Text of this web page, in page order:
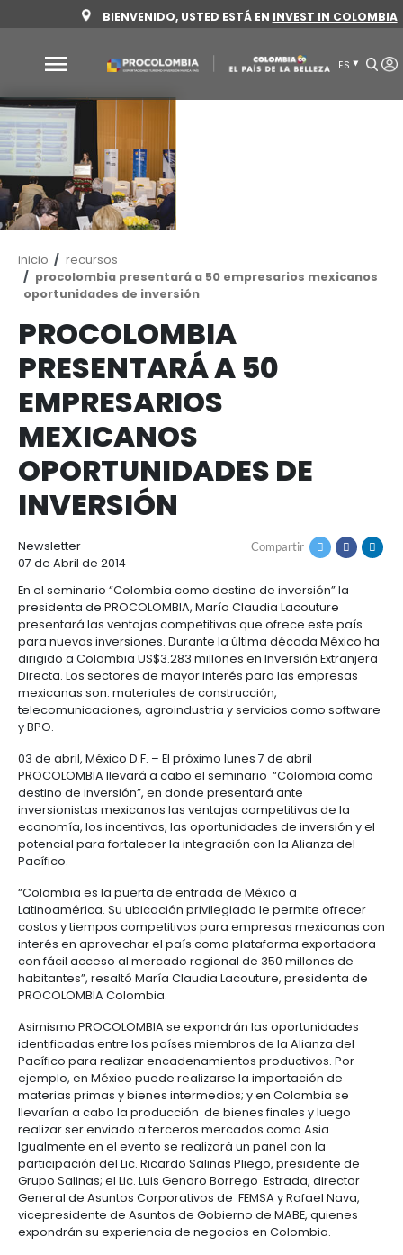
al
contenido
principal
BIENVENIDO, USTED ESTÁ ENINVEST
Por
qué
Colombia
Sectores
para
invertir
Sectores
para
invertir
Agroindustria
y
alimentos
Agroindustria
y
alimentos
Alimentos
procesados
Cacao
derivados
Forestal
y
verduras
Energía
Energía
Energía
renovable
verde
Salud
y
ciencias
Salud
y
Cosméticos
y
cuidado
Farmacéutica
Infraestructura
Infraestructura
Agua
y
saneamiento
Infraestructura
social
Manufacturas
Manufacturas
Astilleros
Automotriz
Materiales
de
construcción
Tecnología
y
creatividad
Tecnología
y
creatividad
Centros
de
servicios
compartidos
Data
centers
Otros
sectores
Otros
Agroquímicos
Infraestructura
en
turismo
Logística
Cómo
invertir
Cómo
invertir
1.
Régimen
general
de
la
inversión
extranjera
2.
Régimen
corporativo
3.
Cumplimiento
y
gobierno
4.
Derecho
laboral
y
migratorio
5.
Relaciones
con
el
estado
6.
Recursos
Recursos
Buscador
de
oportunidades
Buscador
de
oportunidades
Inversionista
Empresario
Directorio
de
servicios
Recursos
de
información
Mapa
de
proyectos
por
región
Oportunidades
de
Inversión
Regional
Contacto
Ruta
de
navegación
inicio
recursos
procolombia presentará a 50 empresarios
oportunidades de inversión
PROCOLOMBIA
PRESENTARÁ A 50
EMPRESARIOS
MEXICANOS
OPORTUNIDADES DE
INVERSIÓN
Newsletter Compartir
07 de Abril de 2014
presidenta de PROCOLOMBIA, María Claudia
presentará las ventajas competitivas que ofrece
para nuevas inversiones. Durante la última década
dirigido a Colombia US$3.283 millones en Inversión
Directa. Los sectores de mayor interés para las
mexicanas son: materiales de construcción,
telecomunicaciones, agroindustria y servicios
y BPO.
03 de abril, México D.F. – El próximo lunes 7 de abril
PROCOLOMBIA llevará a cabo el seminario
destino de inversión”, en donde presentará ante
economía, los incentivos, las oportunidades de
potencial para fortalecer la integración con la
Pacífico.
“Colombia es la puerta de entrada de México a
Latinoamérica. Su ubicación privilegiada le
costos y tiempos competitivos para empresas
interés en aprovechar el país como plataforma
con fácil acceso al mercado regional de 350
habitantes”, resaltó María Claudia Lacouture,
PROCOLOMBIA Colombia.